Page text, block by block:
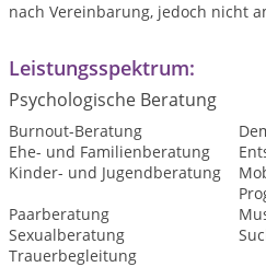
nach Vereinbarung, jedoch nicht
Leistungsspektrum:
Psychologische Beratung
Burnout-Beratung
Ehe- und Familienberatung
Kinder- und Jugendberatung
Paarberatung
Sexualberatung
Trauerbegleitung